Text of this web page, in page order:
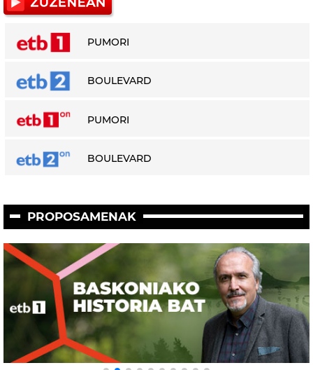
PUMORI
BOULEVARD
PUMORI
BOULEVARD
PROPOSAMENAK